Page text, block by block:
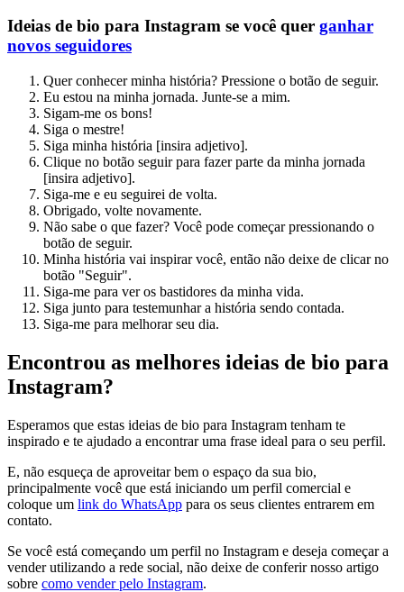
Ideias de bio para Instagram se você quer ganhar
novos seguidores
Quer conhecer minha história? Pressione o botão de seguir.
Eu estou na minha jornada. Junte-se a mim.
Sigam-me os bons!
Siga o mestre!
Siga minha história [insira adjetivo].
Clique no botão seguir para fazer parte da minha jornada
[insira adjetivo].
Siga-me e eu seguirei de volta.
Obrigado, volte novamente.
Não sabe o que fazer? Você pode começar pressionando o
botão de seguir.
Minha história vai inspirar você, então não deixe de clicar no
botão "Seguir".
Siga-me para ver os bastidores da minha vida.
Siga junto para testemunhar a história sendo contada.
Siga-me para melhorar seu dia.
Encontrou as melhores ideias de bio para
Instagram?
Esperamos que estas ideias de bio para Instagram tenham te
inspirado e te ajudado a encontrar uma frase ideal para o seu perfil.
E, não esqueça de aproveitar bem o espaço da sua bio,
principalmente você que está iniciando um perfil comercial e
coloque um link do WhatsApp para os seus clientes entrarem em
contato.
Se você está começando um perfil no Instagram e deseja começar a
vender utilizando a rede social, não deixe de conferir nosso artigo
sobre como vender pelo Instagram.